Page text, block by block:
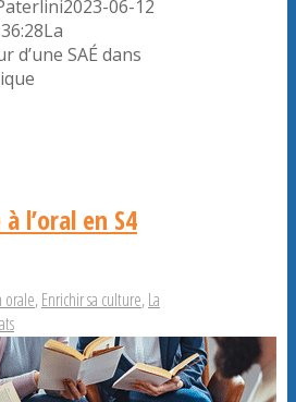
2023-06-12
La
SAÉ dans
l’oral en S4
orale,Enrichir sa culture,La